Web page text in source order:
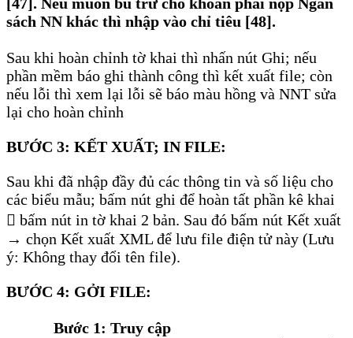
sách NN khác thì nhập vào chỉ tiêu [48].
Sau khi hoàn chỉnh tờ khai thì nhấn nút Ghi; nếu
phần mềm báo ghi thành công thì kết xuất file; còn
nếu lỗi thì xem lại lỗi sẽ báo màu hồng và NNT sửa
lại cho hoàn chỉnh
BƯỚC 3: KẾT XUẤT; IN FILE:
Sau khi đã nhập đầy đủ các thông tin và số liệu cho
các biểu mẫu; bấm nút ghi để hoàn tất phần kê khai
 bấm nút in tờ khai 2 bản. Sau đó bấm nút Kết xuất
→ chọn Kết xuất XML để lưu file điện tử này (Lưu
ý: Không thay đổi tên file).
BƯỚC 4: GỞI FILE:
Bước 1: Truy cập